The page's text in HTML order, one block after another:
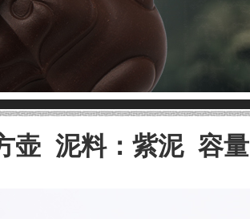
壶 泥料：紫泥 容